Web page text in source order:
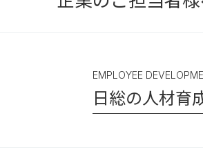
EMPLOYEE
日総の人材育